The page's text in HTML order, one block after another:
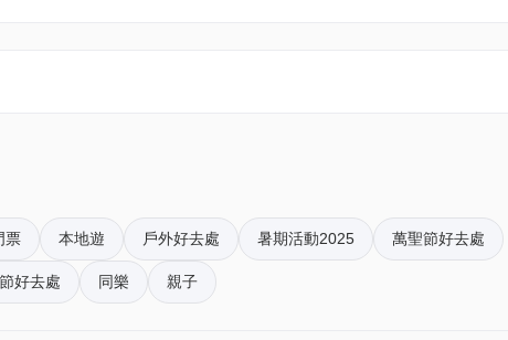
票 本地遊 戶外好去處 暑期活動2025 萬聖節好去處
好去處 同樂 親子